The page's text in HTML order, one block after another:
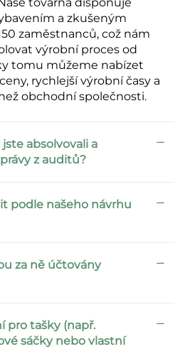
a zkušeným
zaměstnanců, což nám
výrobní proces od
tomu můžeme nabízet
rychlejší výrobní časy a
obchodní společnosti.
absolvovali a
z auditů?
podle našeho návrhu
za ně účtovány
pro tašky (např.
sáčky nebo vlastní